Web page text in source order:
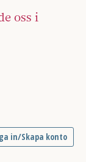
oss i